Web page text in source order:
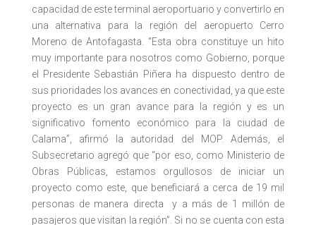
capacidad de este terminal aeroportuario y convertirlo en
una alternativa para la región del aeropuerto Cerro
Moreno de Antofagasta. “Esta obra constituye un hito
muy importante para nosotros como Gobierno, porque
el Presidente Sebastián Piñera ha dispuesto dentro de
sus prioridades los avances en conectividad, ya que este
proyecto es un gran avance para la región y es un
significativo fomento económico para la ciudad de
Calama”, afirmó la autoridad del MOP. Además, el
Subsecretario agregó que “por eso, como Ministerio de
Obras Públicas, estamos orgullosos de iniciar un
proyecto como este, que beneficiará a cerca de 19 mil
personas de manera directa y a más de 1 millón de
pasajeros que visitan la región”. Si no se cuenta con esta